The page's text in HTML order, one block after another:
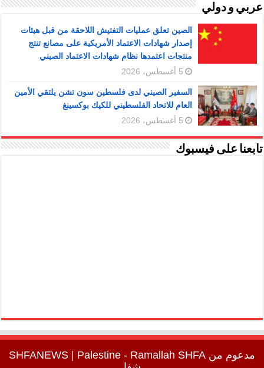
عربي و دولي
الصين تعلق عمليات التفتيش اللاحقة من قبل هيئات
إصدار شهادات الاعتماد الأمريكية على مصانع تنتج
منتجات اعتمدها نظام شهادات الاعتماد الصيني
5 أغسطس، 2026
السفير الصيني لدى فلسطين سون تشن يلتقي الأمين
العام للاتحاد الفلسطيني للكيك بوكسينغ
5 أغسطس، 2026
تابعنا على فيسبوك
مدعوم من SHFANEWS | Palestine - Ramallah SHFA